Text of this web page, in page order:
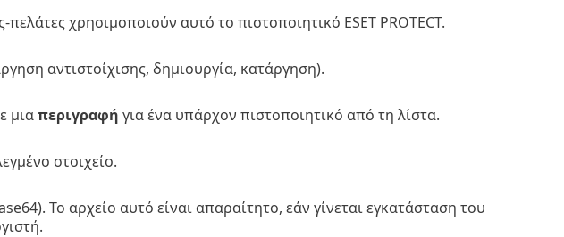
χρησιμοποιούν αυτό το πιστοποιητικό ESET PROTECT.
αντιστοίχισης, δημιουργία, κατάργηση).
μιαπεριγραφή για ένα υπάρχον πιστοποιητικό από τη λίστα.
στοιχείο.
Το αρχείο αυτό είναι απαραίτητο, εάν γίνεται εγκατάσταση του